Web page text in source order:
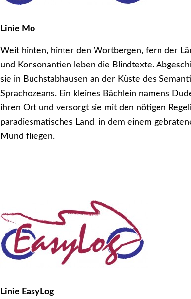
Linie Mo
Weit hinten, hinter den Wortbergen, fern der
und Konsonantien leben die Blindtexte.
sie in Buchstabhausen an der Küste des
Sprachozeans. Ein kleines Bächlein namens
ihren Ort und versorgt sie mit den nötigen
paradiesmatisches Land, in dem einem
Mund fliegen.
Linie EasyLog